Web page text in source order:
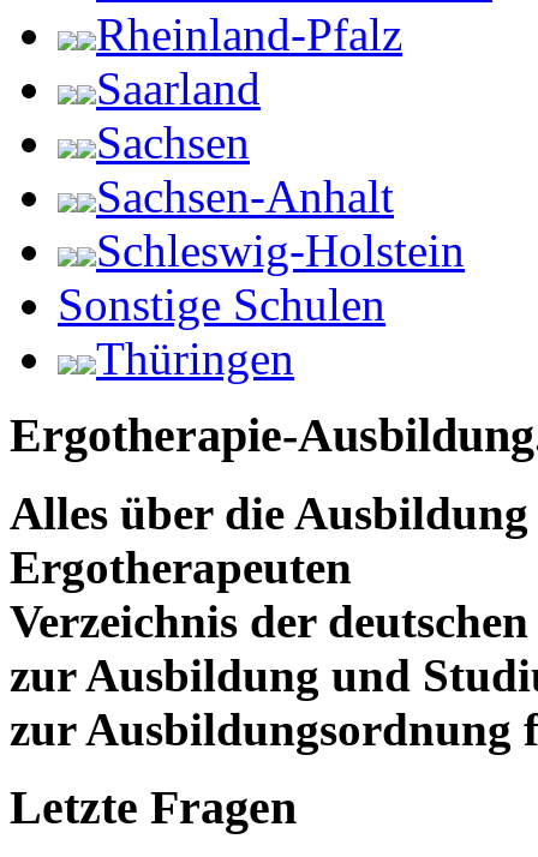
Rheinland-Pfalz
Saarland
Sachsen
Sachsen-Anhalt
Schleswig-Holstein
Sonstige Schulen
Thüringen
Ergotherapie-
Alles über die
Ergotherapeuten
Verzeichnis der
zur Ausbildung und
zur Ausbildungsordnung
Letzte Fragen